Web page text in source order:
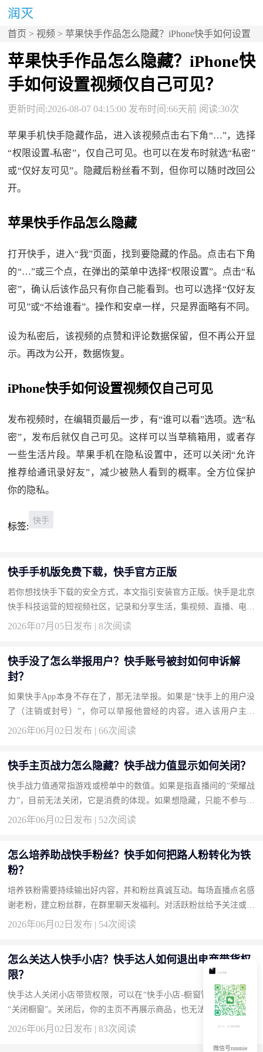
首页 > 视频 > 苹果快手作品怎么隐藏？iPhone快手如何设置
苹果快手作品怎么隐藏？iPhone快
手如何设置视频仅自己可见？
更新时间:2026-08-07 04:15:00 发布时间:66天前 阅读:30次
苹果手机快手隐藏作品，进入该视频点击右下角“…”，选择
“权限设置-私密”，仅自己可见。也可以在发布时就选“私密”
或“仅好友可见”。隐藏后粉丝看不到，但你可以随时改回公
开。
苹果快手作品怎么隐藏
打开快手，进入“我”页面，找到要隐藏的作品。点击右下角
的“…”或三个点，在弹出的菜单中选择“权限设置”。点击“私
密”，确认后该作品只有你自己能看到。也可以选择“仅好友
可见”或“不给谁看”。操作和安卓一样，只是界面略有不同。
设为私密后，该视频的点赞和评论数据保留，但不再公开显
示。再改为公开，数据恢复。
iPhone快手如何设置视频仅自己可见
发布视频时，在编辑页最后一步，有“谁可以看”选项。选“私
密”，发布后就仅自己可见。这样可以当草稿箱用，或者存
一些生活片段。苹果手机在隐私设置中，还可以关闭“允许
推荐给通讯录好友”，减少被熟人看到的概率。全方位保护
你的隐私。
标签:
快手
快手手机版免费下载，快手官方正版
若你想找快手下载的安全方式，本文指引安装官方正版。快手是北京
快手科技运营的短视频社区，记录和分享生活，集视频、直播、电商
于一体。通过本页获取，保证纯净体验。 下载地址：快手官方下
2026年07月05日发布 | 8次阅读
快手没了怎么举报用户？快手账号被封如何申诉解
封？
如果快手App本身不存在了，那无法举报。如果是“快手上的用户没
了（注销或封号）”，你可以举报他曾经的内容。进入该用户主页
（如果还在），点“…”选择“举报”。如果账号被封想要解封，需在
2026年06月02日发布 | 66次阅读
快手主页战力怎么隐藏？快手战力值显示如何关闭？
快手战力值通常指游戏或榜单中的数值。如果是指直播间的“荣耀战
力”，目前无法关闭，它是消费的体现。如果想隐藏，只能不参与相
关活动，战力值自然不显示。如果是第三方游戏，在游戏设置中关
2026年06月02日发布 | 52次阅读
怎么培养助战快手粉丝？快手如何把路人粉转化为铁
粉？
培养铁粉需要持续输出好内容，并和粉丝真诚互动。每场直播点名感
谢老粉，建立粉丝群，在群里聊天发福利。对活跃粉丝给予关注或礼
物，让他们有归属感。铁粉不是一天养成的，需要时间浇灌。助战...
2026年06月02日发布 | 54次阅读
怎么关达人快手小店？快手达人如何退出电商带货权
限？
快手达人关闭小店带货权限，可以在“快手小店-橱窗管理”中，点击
“关闭橱窗”。关闭后，你的主页不再展示商品，也无法在视频下挂链
接。如果想彻底退出，在“设置-账号与安全”中注销小店资格。操作...
2026年06月02日发布 | 83次阅读
微信号runmie